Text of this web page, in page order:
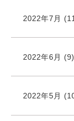
2022年7月
2022年6月 (9)
2022年5月